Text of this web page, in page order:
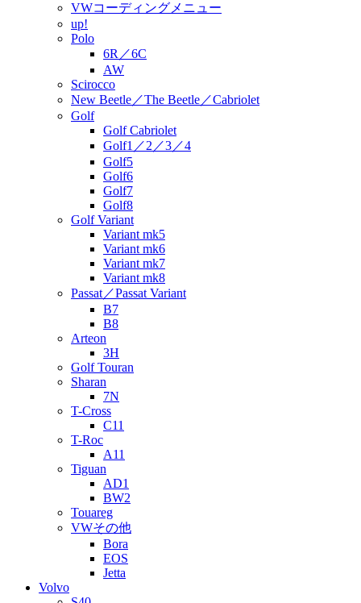
VWコーディングメニュー
up!
Polo
6R／6C
AW
Scirocco
New Beetle／The Beetle／Cabriolet
Golf
Golf Cabriolet
Golf1／2／3／4
Golf5
Golf6
Golf7
Golf8
Golf Variant
Variant mk5
Variant mk6
Variant mk7
Variant mk8
Passat／Passat Variant
B7
B8
Arteon
3H
Golf Touran
Sharan
7N
T-Cross
C11
T-Roc
A11
Tiguan
AD1
BW2
Touareg
VWその他
Bora
EOS
Jetta
Volvo